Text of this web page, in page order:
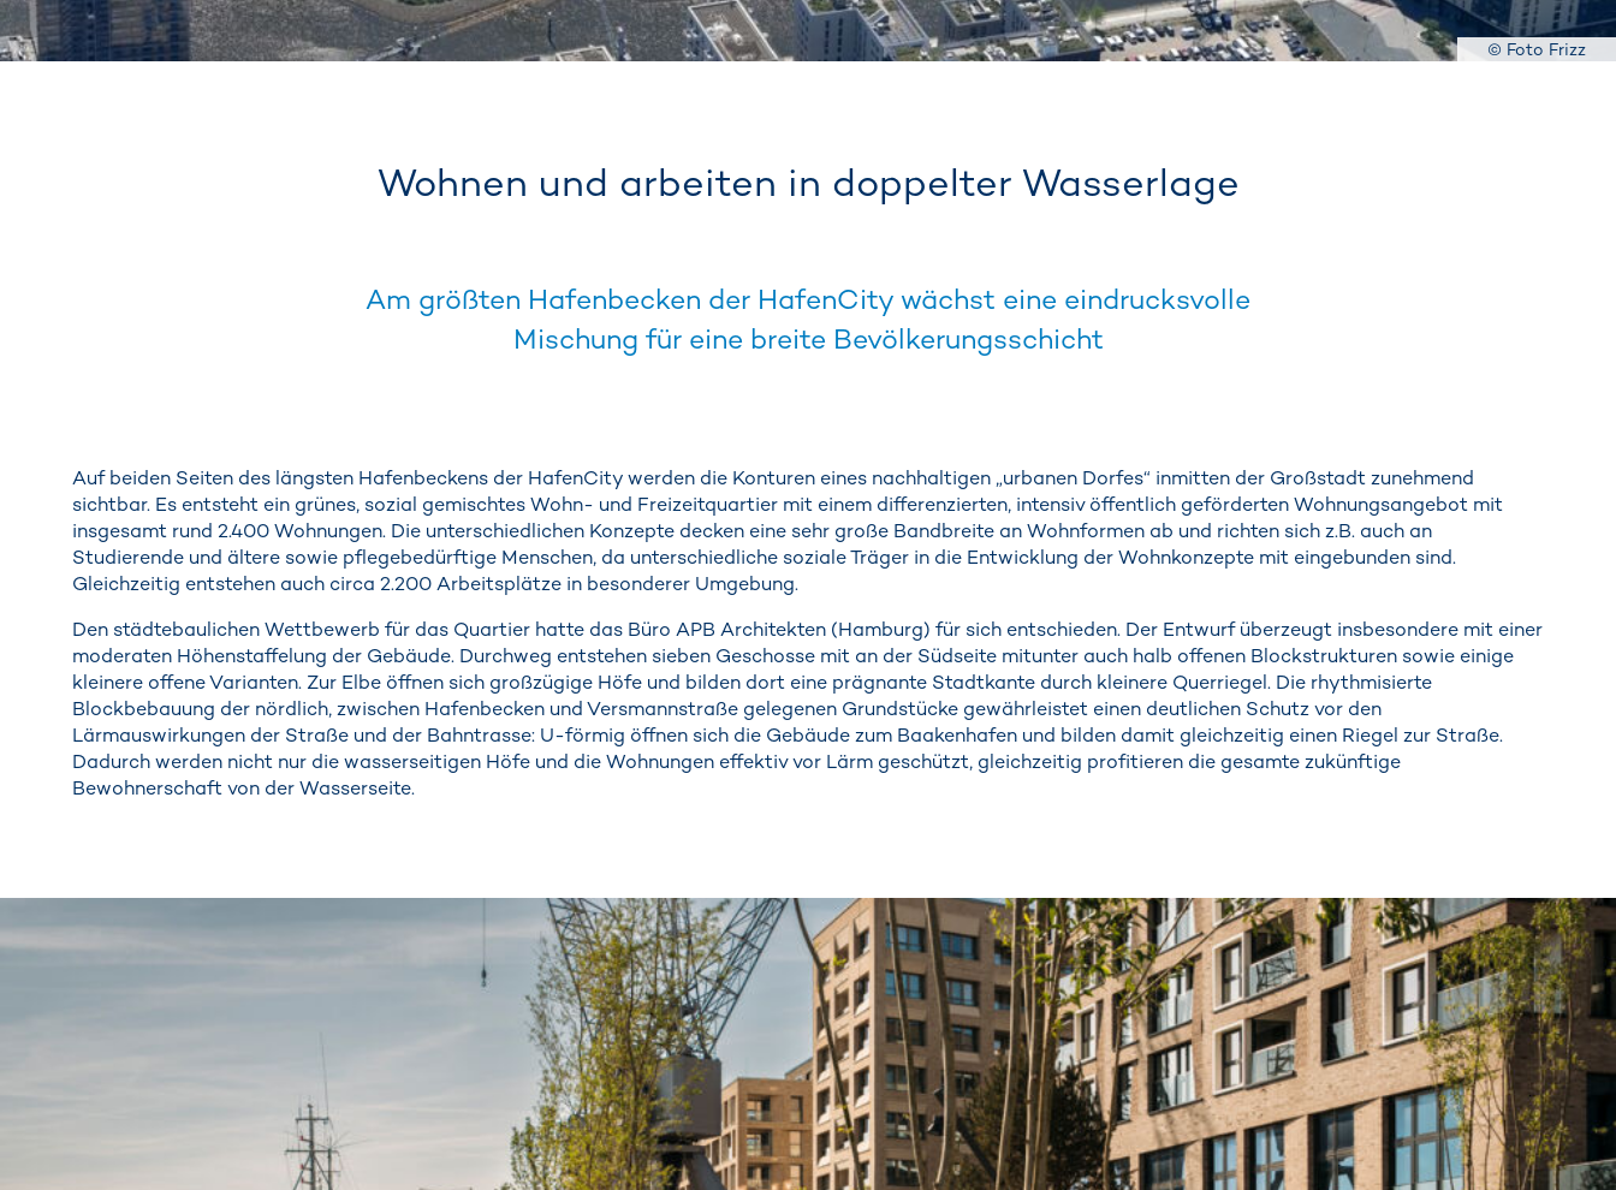
© Foto Frizz
Wohnen und arbeiten in doppelter Wasserlage
Am größten Hafenbecken der HafenCity wächst eine eindrucksvolle
Mischung für eine breite Bevölkerungsschicht
Auf beiden Seiten des längsten Hafenbeckens der HafenCity werden die Konturen eines nachhaltigen „urbanen Dorfes“ inmitten der Großstadt zunehmend
sichtbar. Es entsteht ein grünes, sozial gemischtes Wohn- und Freizeitquartier mit einem differenzierten, intensiv öffentlich geförderten Wohnungsangebot mit
insgesamt rund 2.400 Wohnungen. Die unterschiedlichen Konzepte decken eine sehr große Bandbreite an Wohnformen ab und richten sich z.B. auch an
Studierende und ältere sowie pflegebedürftige Menschen, da unterschiedliche soziale Träger in die Entwicklung der Wohnkonzepte mit eingebunden sind.
Gleichzeitig entstehen auch circa 2.200 Arbeitsplätze in besonderer Umgebung.
Den städtebaulichen Wettbewerb für das Quartier hatte das Büro APB Architekten (Hamburg) für sich entschieden. Der Entwurf überzeugt insbesondere mit einer
moderaten Höhenstaffelung der Gebäude. Durchweg entstehen sieben Geschosse mit an der Südseite mitunter auch halb offenen Blockstrukturen sowie einige
kleinere offene Varianten. Zur Elbe öffnen sich großzügige Höfe und bilden dort eine prägnante Stadtkante durch kleinere Querriegel. Die rhythmisierte
Blockbebauung der nördlich, zwischen Hafenbecken und Versmannstraße gelegenen Grundstücke gewährleistet einen deutlichen Schutz vor den
Lärmauswirkungen der Straße und der Bahntrasse: U-förmig öffnen sich die Gebäude zum Baakenhafen und bilden damit gleichzeitig einen Riegel zur Straße.
Dadurch werden nicht nur die wasserseitigen Höfe und die Wohnungen effektiv vor Lärm geschützt, gleichzeitig profitieren die gesamte zukünftige
Bewohnerschaft von der Wasserseite.